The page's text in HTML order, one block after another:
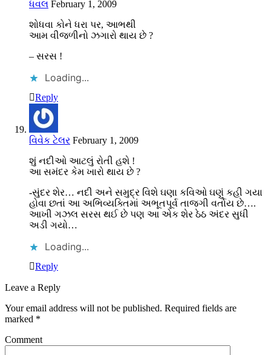
ધવલ February 1, 2009
શોધવા કોને ધરા પર, આભથી
આમ વીજળીનો ઝગારો થાય છે ?
– સરસ !
Loading...
Reply
વિવેક ટેલર February 1, 2009
શું નદીઓ આટલું રોતી હશે !
આ સમંદર કેમ ખારો થાય છે ?
-સુંદર શેર… નદી અને સમુદ્ર વિશે ઘણા કવિઓ ઘણું કહી ગયા
હોવા છતાં આ અભિવ્યક્તિમાં અભૂતપૂર્વ તાજગી વર્તાય છે….
આખી ગઝલ સરસ થઈ છે પણ આ એક શેર ઠેઠ અંદર સુધી
અડી ગયો…
Loading...
Reply
Leave a Reply
Your email address will not be published. Required fields are
marked *
Comment